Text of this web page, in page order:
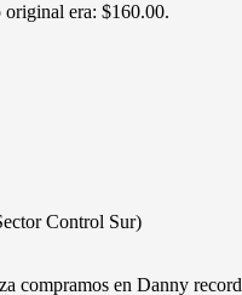
original era: $160.00.
Control Sur)
compramos en Danny record